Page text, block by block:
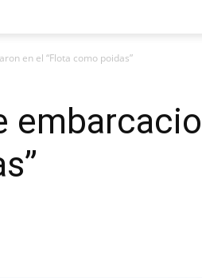
en el “Flota como poidas”